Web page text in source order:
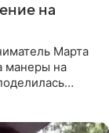
на
Марта
манеры на